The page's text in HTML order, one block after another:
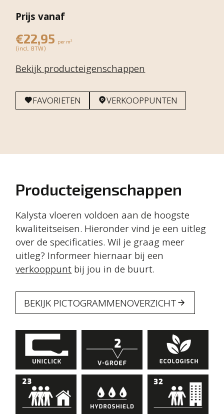
Prijs vanaf
€22,95 per m²
(incl. BTW)
Bekijk producteigenschappen
FAVORIETEN VERKOOPPUNTEN
Producteigenschappen
Kalysta vloeren voldoen aan de hoogste
kwaliteitseisen. Hieronder vind je een uitleg
over de specificaties. Wil je graag meer
uitleg? Informeer hiernaar bij een
verkooppunt bij jou in de buurt.
BEKIJK PICTOGRAMMENOVERZICHT